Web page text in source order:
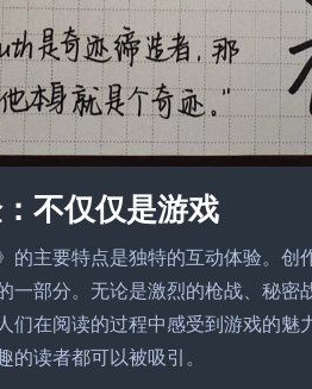
不仅仅是游戏
的主要特点是独特的互动体验。
一部分。无论是激烈的枪战、秘
们在阅读的过程中感受到游戏的
读者都可以被吸引。